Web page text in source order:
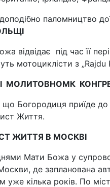
паломництво
відвідає під час її
мотоциклісти з
МОЛИТОВНОМК
Богородиця приїде до
Життя.
ЖИТТЯ В МОСКВІ
Мати Божа у
де запланована
уже кілька років. По